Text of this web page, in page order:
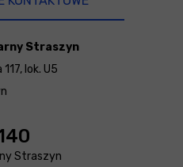
Straszyn
lok. U5
Straszyn